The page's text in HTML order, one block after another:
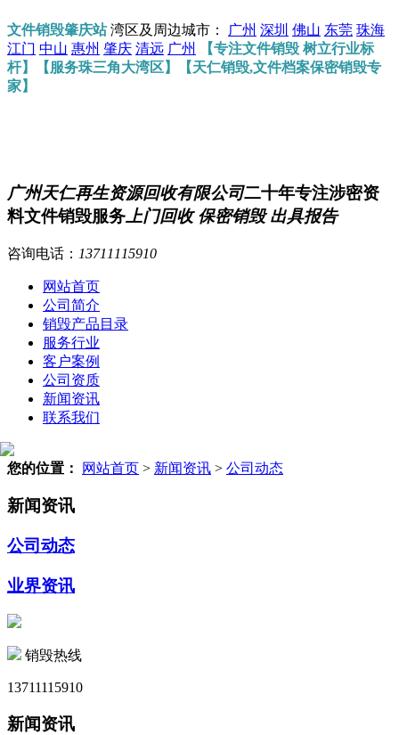
文件销毁肇庆站湾区及周边城市： 广州 深圳 佛山 东莞 珠海
江门 中山 惠州 肇庆 清远 广州
【专注文件销毁 树立行业标
杆】【服务珠三角大湾区】【天仁销毁,文件档案保密销毁专
家】
广州天仁再生资源回收有限公司二十年专注涉密资
料文件销毁服务 上门回收 保密销毁 出具报告
咨询电话： 13711115910
网站首页
公司简介
销毁产品目录
服务行业
客户案例
公司资质
新闻资讯
联系我们
您的位置： 网站首页 > 新闻资讯 > 公司动态
新闻资讯
公司动态
业界资讯
销毁热线
13711115910
新闻资讯